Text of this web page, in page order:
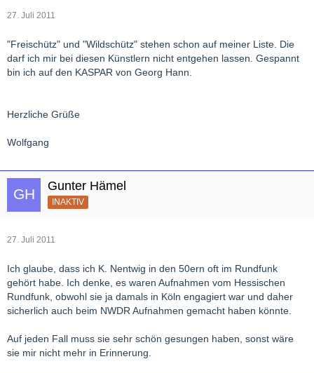
27. Juli 2011
"Freischütz" und "Wildschütz" stehen schon auf meiner Liste. Die
darf ich mir bei diesen Künstlern nicht entgehen lassen. Gespannt
bin ich auf den KASPAR von Georg Hann.
Herzliche Grüße
Wolfgang
Gunter Hämel
INAKTIV
27. Juli 2011
Ich glaube, dass ich K. Nentwig in den 50ern oft im Rundfunk
gehört habe. Ich denke, es waren Aufnahmen vom Hessischen
Rundfunk, obwohl sie ja damals in Köln engagiert war und daher
sicherlich auch beim NWDR Aufnahmen gemacht haben könnte.
Auf jeden Fall muss sie sehr schön gesungen haben, sonst wäre
sie mir nicht mehr in Erinnerung.